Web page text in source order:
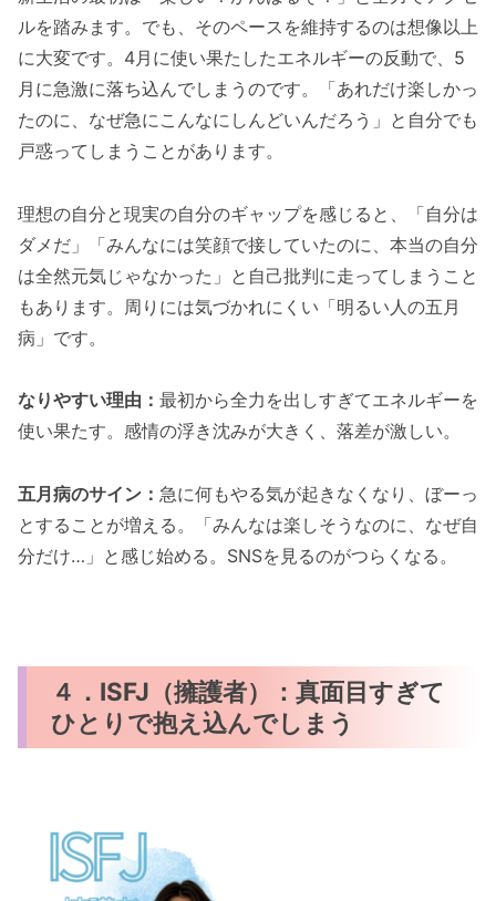
ルを踏みます。でも、そのペースを維持するのは想像以上
に大変です。4月に使い果たしたエネルギーの反動で、5
月に急激に落ち込んでしまうのです。「あれだけ楽しかっ
たのに、なぜ急にこんなにしんどいんだろう」と自分でも
戸惑ってしまうことがあります。
理想の自分と現実の自分のギャップを感じると、「自分は
ダメだ」「みんなには笑顔で接していたのに、本当の自分
は全然元気じゃなかった」と自己批判に走ってしまうこと
もあります。周りには気づかれにくい「明るい人の五月
病」です。
なりやすい理由： 最初から全力を出しすぎてエネルギーを
使い果たす。感情の浮き沈みが大きく、落差が激しい。
五月病のサイン： 急に何もやる気が起きなくなり、ぼーっ
とすることが増える。「みんなは楽しそうなのに、なぜ自
分だけ…」と感じ始める。SNSを見るのがつらくなる。
４．ISFJ（擁護者）：真面目すぎて
ひとりで抱え込んでしまう